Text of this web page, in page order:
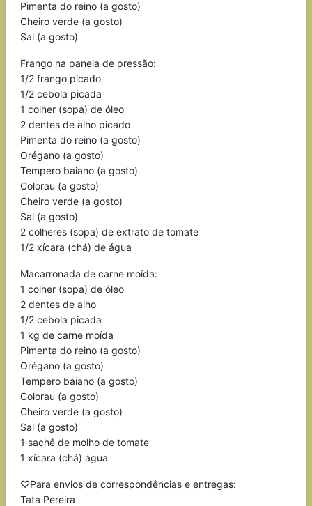
Pimenta do reino (a gosto)
Cheiro verde (a gosto)
Sal (a gosto)
Frango na panela de pressão:
1/2 frango picado
1/2 cebola picada
1 colher (sopa) de óleo
2 dentes de alho picado
Pimenta do reino (a gosto)
Orégano (a gosto)
Tempero baiano (a gosto)
Colorau (a gosto)
Cheiro verde (a gosto)
Sal (a gosto)
2 colheres (sopa) de extrato de tomate
1/2 xícara (chá) de água
Macarronada de carne moída:
1 colher (sopa) de óleo
2 dentes de alho
1/2 cebola picada
1 kg de carne moída
Pimenta do reino (a gosto)
Orégano (a gosto)
Tempero baiano (a gosto)
Colorau (a gosto)
Cheiro verde (a gosto)
Sal (a gosto)
1 sachê de molho de tomate
1 xícara (chá) água
♡Para envios de correspondências e entregas:
Tata Pereira